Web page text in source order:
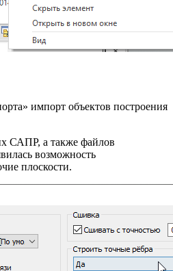
импорт объектов построения
САПР, а также файлов
возможность
плоскости.